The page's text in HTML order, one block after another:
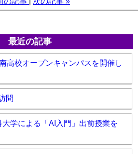
最近の記事
高校オープンキャンパスを開催し
問
大学による「AI入門」出前授業を